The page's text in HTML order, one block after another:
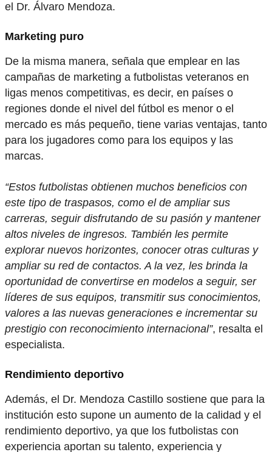
el Dr. Álvaro Mendoza.
Marketing puro
De la misma manera, señala que emplear en las
campañas de marketing a futbolistas veteranos en
ligas menos competitivas, es decir, en países o
regiones donde el nivel del fútbol es menor o el
mercado es más pequeño, tiene varias ventajas, tanto
para los jugadores como para los equipos y las
marcas.
“Estos futbolistas obtienen muchos beneficios con
este tipo de traspasos, como el de ampliar sus
carreras, seguir disfrutando de su pasión y mantener
altos niveles de ingresos. También les permite
explorar nuevos horizontes, conocer otras culturas y
ampliar su red de contactos. A la vez, les brinda la
oportunidad de convertirse en modelos a seguir, ser
líderes de sus equipos, transmitir sus conocimientos,
valores a las nuevas generaciones e incrementar su
prestigio con reconocimiento internacional”, resalta el
especialista.
Rendimiento deportivo
Además, el Dr. Mendoza Castillo sostiene que para la
institución esto supone un aumento de la calidad y el
rendimiento deportivo, ya que los futbolistas con
experiencia aportan su talento, experiencia y